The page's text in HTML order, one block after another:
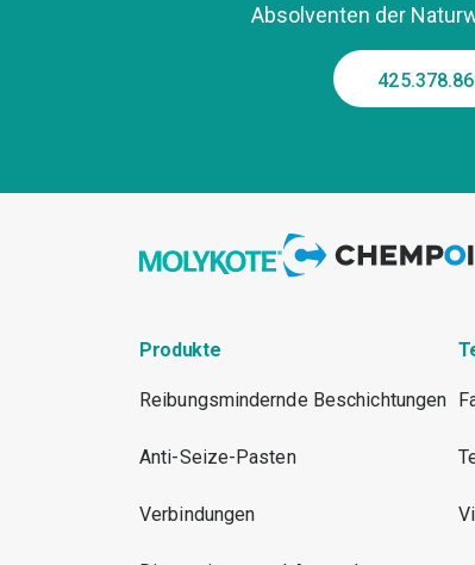
Absolventen der
Produkte
Reibungsmindernde Beschichtungen
Anti-Seize-Pasten
Verbindungen